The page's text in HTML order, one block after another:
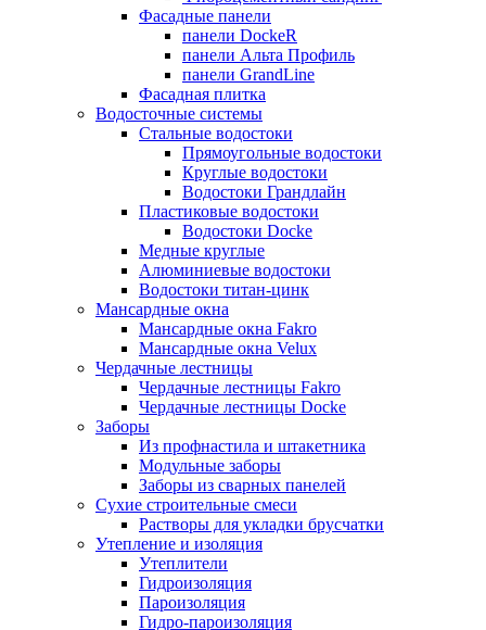
Фасадные панели
панели DockeR
панели Альта Профиль
панели GrandLine
Фасадная плитка
Водосточные системы
Стальные водостоки
Прямоугольные водостоки
Круглые водостоки
Водостоки Грандлайн
Пластиковые водостоки
Водостоки Docke
Медные круглые
Алюминиевые водостоки
Водостоки титан-цинк
Мансардные окна
Мансардные окна Fakro
Мансардные окна Velux
Чердачные лестницы
Чердачные лестницы Fakro
Чердачные лестницы Docke
Заборы
Из профнастила и штакетника
Модульные заборы
Заборы из сварных панелей
Сухие строительные смеси
Растворы для укладки брусчатки
Утепление и изоляция
Утеплители
Гидроизоляция
Пароизоляция
Гидро-пароизоляция